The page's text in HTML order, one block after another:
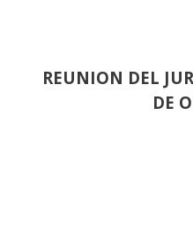
REUNION DEL
DE